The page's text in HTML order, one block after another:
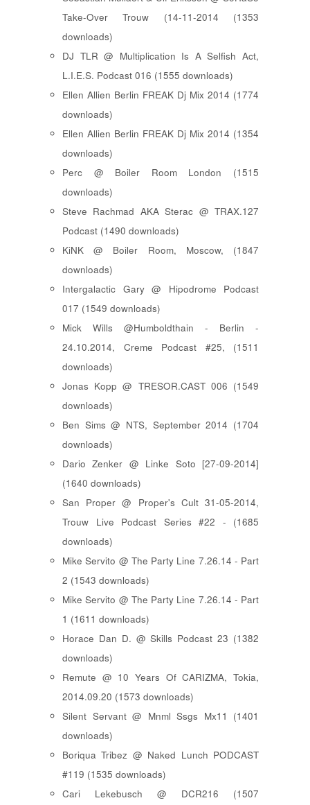
Take-Over Trouw (14-11-2014 (1353
downloads)
DJ TLR @ Multiplication Is A Selfish Act,
L.I.E.S. Podcast 016 (1555 downloads)
Ellen Allien Berlin FREAK Dj Mix 2014 (1774
downloads)
Ellen Allien Berlin FREAK Dj Mix 2014 (1354
downloads)
Perc @ Boiler Room London (1515
downloads)
Steve Rachmad AKA Sterac @ TRAX.127
Podcast (1490 downloads)
KiNK @ Boiler Room, Moscow, (1847
downloads)
Intergalactic Gary @ Hipodrome Podcast
017 (1549 downloads)
Mick Wills @Humboldthain - Berlin -
24.10.2014, Creme Podcast #25, (1511
downloads)
Jonas Kopp @ TRESOR.CAST 006 (1549
downloads)
Ben Sims @ NTS, September 2014 (1704
downloads)
Dario Zenker @ Linke Soto [27-09-2014]
(1640 downloads)
San Proper @ Proper's Cult 31-05-2014,
Trouw Live Podcast Series #22 - (1685
downloads)
Mike Servito @ The Party Line 7.26.14 - Part
2 (1543 downloads)
Mike Servito @ The Party Line 7.26.14 - Part
1 (1611 downloads)
Horace Dan D. @ Skills Podcast 23 (1382
downloads)
Remute @ 10 Years Of CARIZMA, Tokia,
2014.09.20 (1573 downloads)
Silent Servant @ Mnml Ssgs Mx11 (1401
downloads)
Boriqua Tribez @ Naked Lunch PODCAST
#119 (1535 downloads)
Cari Lekebusch @ DCR216 (1507